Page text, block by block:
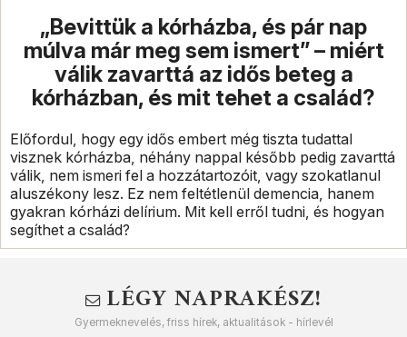
„Bevittük a kórházba, és pár nap
múlva már meg sem ismert” – miért
válik zavarttá az idős beteg a
kórházban, és mit tehet a család?
Előfordul, hogy egy idős embert még tiszta tudattal
visznek kórházba, néhány nappal később pedig zavarttá
válik, nem ismeri fel a hozzátartozóit, vagy szokatlanul
aluszékony lesz. Ez nem feltétlenül demencia, hanem
gyakran kórházi delírium. Mit kell erről tudni, és hogyan
segíthet a család?
LÉGY NAPRAKÉSZ!
Gyermeknevelés, friss hírek, aktualitások - hírlevél